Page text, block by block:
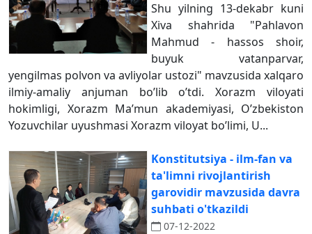
Shu yilning 13-dekabr kuni
Xiva shahrida "Pahlavon
Mahmud - hassos shoir,
buyuk vatanparvar,
yengilmas polvon va avliyolar ustozi" mavzusida xalqaro
ilmiy-amaliy anjuman boʼlib oʼtdi. Xorazm viloyati
hokimligi, Xorazm Maʼmun akademiyasi, Oʼzbekiston
Yozuvchilar uyushmasi Xorazm viloyat boʼlimi, U...
Konstitutsiya - ilm-fan va
ta'limni rivojlantirish
garovidir mavzusida davra
suhbati o'tkazildi
07-12-2022